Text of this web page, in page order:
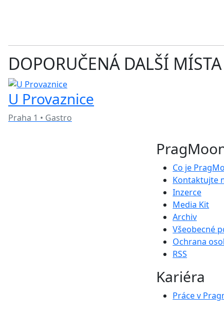
DOPORUČENÁ DALŠÍ MÍSTA
U Provaznice
Praha 1 • Gastro
Co je
Kontaktujte
Inzerce
Media Kit
Archiv
Všeobecné
Ochrana
RSS
Kariéra
Práce v